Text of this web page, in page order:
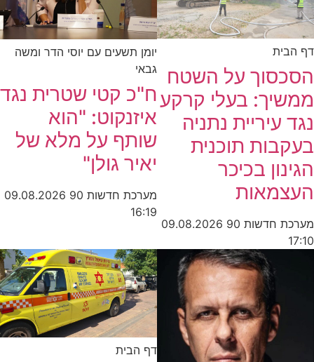
דף הבית
הסכסוך על השטח
ממשיך: בעלי קרקע
נגד עיריית נתניה
בעקבות תוכנית
הגינון בכיכר
העצמאות
מערכת חדשות 90
09.08.2026
17:10
יומן תשעים עם יוסי הדר ומשה
גבאי
ח"כ קטי שטרית נגד
איזנקוט: "הוא
שותף על מלא של
יאיר גולן"
מערכת חדשות 90
09.08.2026
16:19
דף הבית